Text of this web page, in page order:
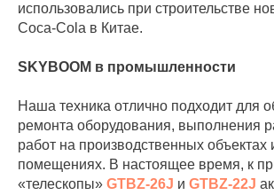
использовались при строительстве
Coca-Cola в Китае.
SKYBOOM в промышленности
Наша техника отлично подходит для
ремонта оборудования, выполнения
работ на производственных объектах
помещениях. В настоящее время, к
«телескопы» GTBZ-26J и GTBZ-22J